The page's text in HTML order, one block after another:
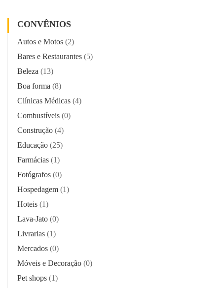
CONVÊNIOS
Autos e Motos (2)
Bares e Restaurantes (5)
Beleza (13)
Boa forma (8)
Clínicas Médicas (4)
Combustíveis (0)
Construção (4)
Educação (25)
Farmácias (1)
Fotógrafos (0)
Hospedagem (1)
Hoteis (1)
Lava-Jato (0)
Livrarias (1)
Mercados (0)
Móveis e Decoração (0)
Pet shops (1)